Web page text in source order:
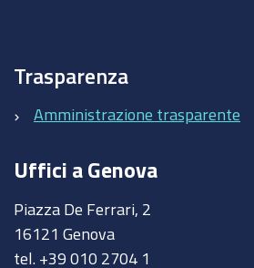
Trasparenza
Amministrazione trasparente
Uffici a Genova
Piazza De Ferrari, 2
16121 Genova
tel. +39 010 2704 1